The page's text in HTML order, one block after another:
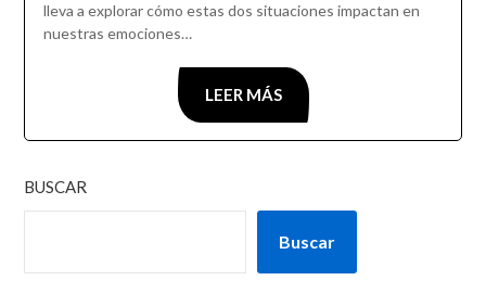
lleva a explorar cómo estas dos situaciones impactan en
nuestras emociones…
LEER MÁS
BUSCAR
Buscar